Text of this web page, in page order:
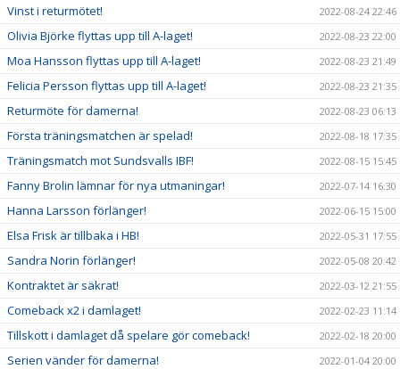
Vinst i returmötet! 2022-08-24 22:46
Olivia Björke flyttas upp till A-laget! 2022-08-23 22:00
Moa Hansson flyttas upp till A-laget! 2022-08-23 21:49
Felicia Persson flyttas upp till A-laget! 2022-08-23 21:35
Returmöte för damerna! 2022-08-23 06:13
Första träningsmatchen är spelad! 2022-08-18 17:35
Träningsmatch mot Sundsvalls IBF! 2022-08-15 15:45
Fanny Brolin lämnar för nya utmaningar! 2022-07-14 16:30
Hanna Larsson förlänger! 2022-06-15 15:00
Elsa Frisk är tillbaka i HB! 2022-05-31 17:55
Sandra Norin förlänger! 2022-05-08 20:42
Kontraktet är säkrat! 2022-03-12 21:55
Comeback x2 i damlaget! 2022-02-23 11:14
Tillskott i damlaget då spelare gör comeback! 2022-02-18 20:00
Serien vänder för damerna! 2022-01-04 20:00